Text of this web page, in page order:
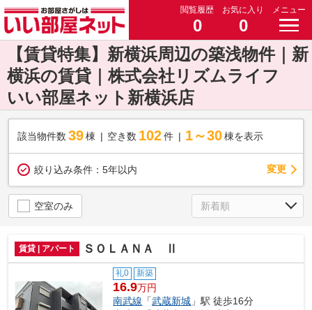
閲覧履歴
0
お気に入り
0
メニュー
【賃貸特集】新横浜周辺の築浅物件｜新
横浜の賃貸｜株式会社リズムライフ
いい部屋ネット新横浜店
該当物件数 39棟 空き数 102 件 1～30 棟を表示
絞り込み条件： 5年以内 変更
空室のみ
賃貸 | アパート ＳＯＬＡＮＡ Ⅱ
礼0 新築
16.9万円
南武線 「武蔵新城 」駅 徒歩16分